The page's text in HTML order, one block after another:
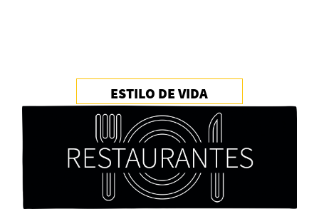
Cocaína Negra de Cristóbal Valenzuela Berríos
Paloma Pulisci
ESTILO DE VIDA